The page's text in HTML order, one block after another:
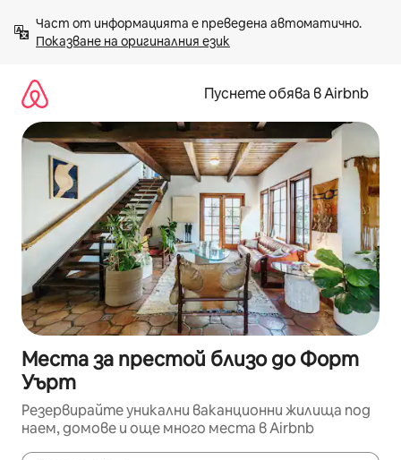
към
съдържанието
Показване на оригиналния език
Пуснете обява в Airbnb
Места за престой близо до Форт
Уърт
Резервирайте уникални ваканционни жилища под
наем, домове и още много места в Airbnb